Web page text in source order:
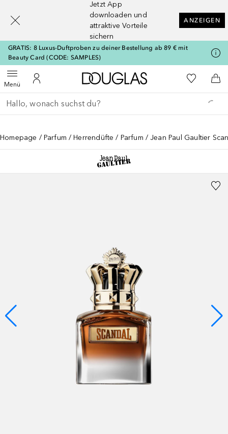
Jetzt App
downloaden und
attraktive Vorteile
sichern
ANZEIGEN
GRATIS: 8 Luxus-Duftproben zu deiner Bestellung ab 89 € mit
Beauty Card (CODE: SAMPLES)
MenüMenü öffnenZu Meinem Kundenkonto
Zur Douglas Startseite
Zu Meiner
Gehe zurück
Suche ausführen
Homepage Parfum Herrendüfte Parfum Jean Paul Gaultier
[navigation.slideout.screenreader]